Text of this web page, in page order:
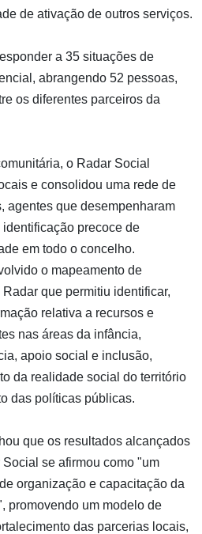
de ativação de outros serviços.
a 35 situações de
abrangendo 52 pessoas,
os diferentes parceiros da
o Radar Social
e consolidou uma rede de
agentes que desempenharam
precoce de
em todo o concelho.
o mapeamento de
que permitiu identificar,
relativa a recursos e
nas áreas da infância,
apoio social e inclusão,
da realidade social do território
das políticas públicas.
que os resultados alcançados
se afirmou como "um
organização e capacitação da
promovendo um modelo de
das parcerias locais,